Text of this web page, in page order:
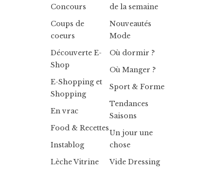
Concours
Coups de
coeurs
Découverte E-
Shop
E-Shopping et
Shopping
En vrac
Food & Recettes
Instablog
Lèche Vitrine
de la semaine
Nouveautés
Mode
Où dormir ?
Où Manger ?
Sport & Forme
Tendances
Saisons
Un jour une
chose
Vide Dressing